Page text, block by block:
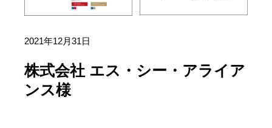
2021年12月31日
株式会社 エス・シー・アライア
ンス様